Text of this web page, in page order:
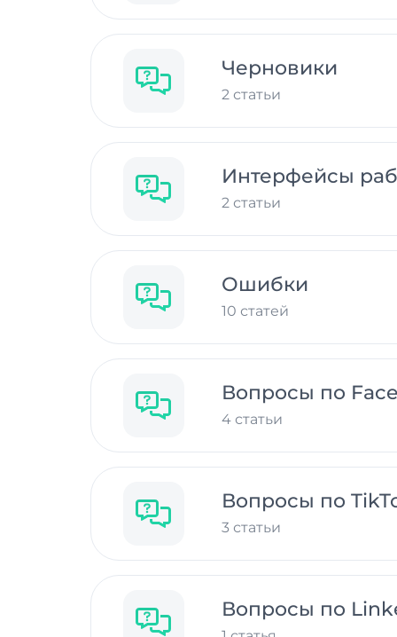
Черновики
2 статьи
Интерфейсы
2 статьи
Ошибки
10 статей
Вопросы по
4 статьи
Вопросы по
3 статьи
Вопросы по